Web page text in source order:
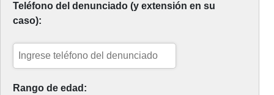
Teléfono del denunciado (y extensión en su
caso):
Rango de edad: